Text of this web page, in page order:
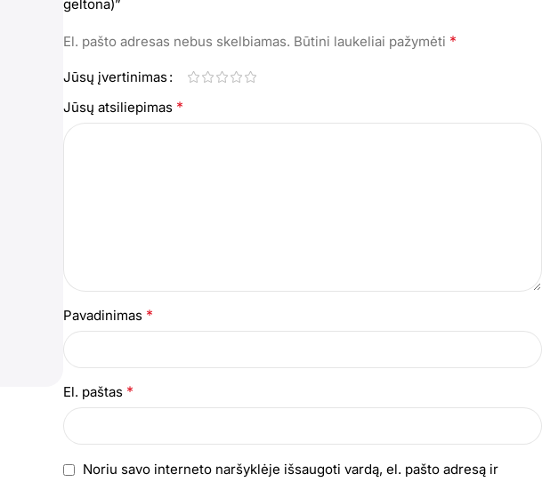
geltona)”
El. pašto adresas nebus skelbiamas. Būtini laukeliai pažymėti *
Jūsų įvertinimas
Jūsų atsiliepimas *
Pavadinimas *
El. paštas *
Noriu savo interneto naršyklėje išsaugoti vardą, el. pašto adresą ir